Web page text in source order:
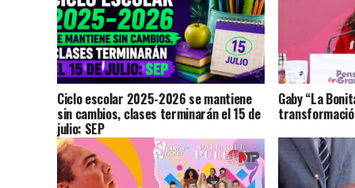
Ciclo escolar 2025-2026 se mantiene
sin cambios, clases terminarán el 15 de
julio: SEP
Gaby “La